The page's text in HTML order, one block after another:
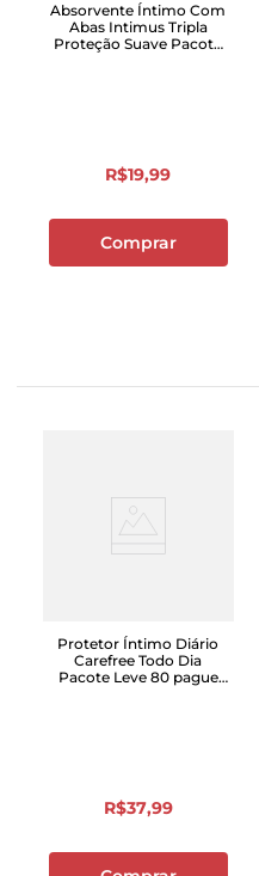
Absorvente Íntimo Com
Abas Intimus Tripla
Proteção Suave Pacote
R$19,99
Comprar
Protetor Íntimo Diário
Carefree Todo Dia
Pacote Leve 80 pague
R$37,99